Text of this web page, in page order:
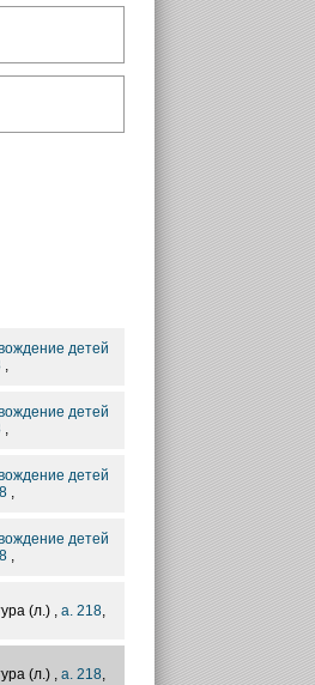
детей
,
детей
,
детей
,
детей
,
(л.) , а. 218,
(л.) , а. 218,